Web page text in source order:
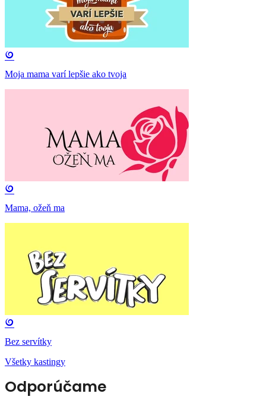
Moja mama varí lepšie ako tvoja
Mama, ožeň ma
Bez servítky
Všetky kastingy
Odporúčame